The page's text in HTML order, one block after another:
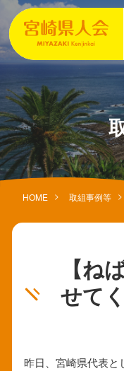
HOME 取組事例等
【ね
せて
昨日、宮崎県代表と